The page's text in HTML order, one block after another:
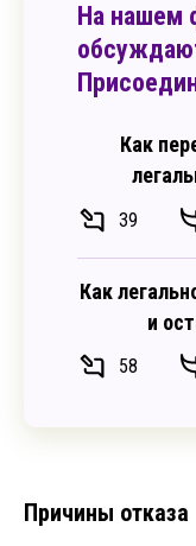
На нашем
Как
39
Как
и
58
Причины отказа